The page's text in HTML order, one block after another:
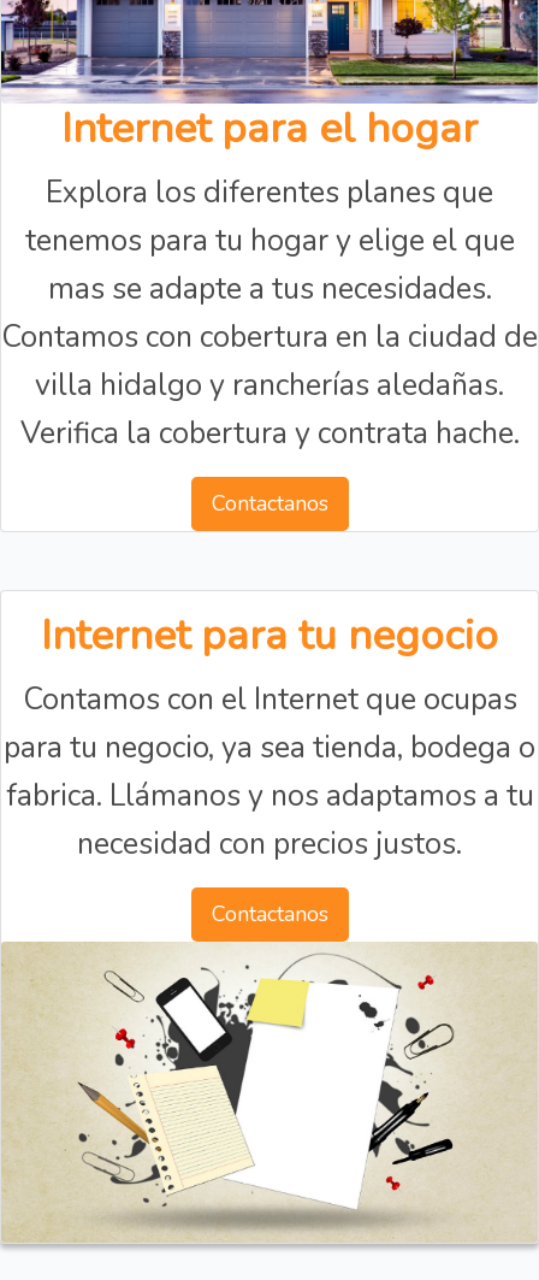
Internet para el hogar
Explora los diferentes planes que
tenemos para tu hogar y elige el que
mas se adapte a tus necesidades.
Contamos con cobertura en la ciudad de
villa hidalgo y rancherías aledañas.
Verifica la cobertura y contrata hache.
Contactanos
Internet para tu negocio
Contamos con el Internet que ocupas
para tu negocio, ya sea tienda, bodega o
fabrica. Llámanos y nos adaptamos a tu
necesidad con precios justos.
Contactanos